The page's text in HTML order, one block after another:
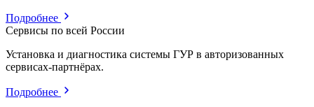
Подробнее
Сервисы по всей России
Установка и диагностика системы ГУР в авторизованных
сервисах-партнёрах.
Подробнее